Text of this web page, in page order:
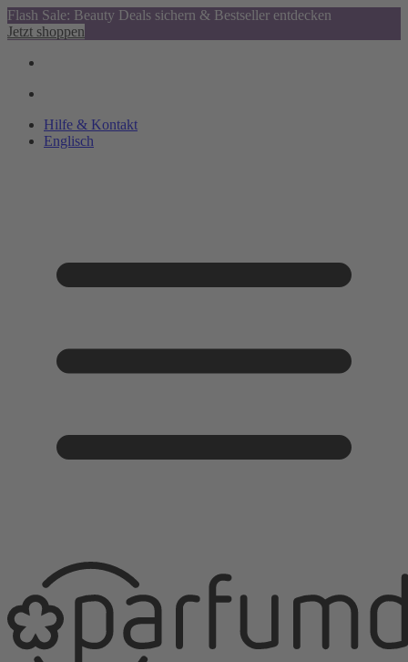
Flash Sale: Beauty Deals sichern & Bestseller entdecken
Jetzt shoppen
Hilfe & Kontakt
Englisch